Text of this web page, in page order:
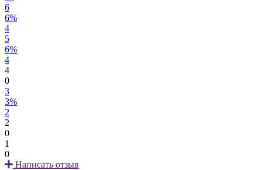
6
6%
4
5
6%
4
4
0
3
3%
2
2
0
1
0
Написать отзыв